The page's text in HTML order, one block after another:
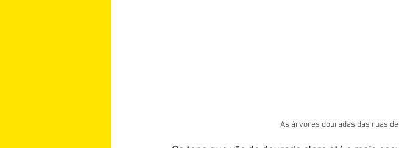
As árvores douradas das ruas